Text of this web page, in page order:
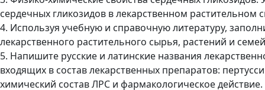
сердечных гликозидов в лекарственном растительном
4. Используя учебную и справочную литературу,
лекарственного растительного сырья, растений и
5. Напишите русские и латинские названия
входящих в состав лекарственных препаратов:
химический состав ЛРС и фармакологическое действие.